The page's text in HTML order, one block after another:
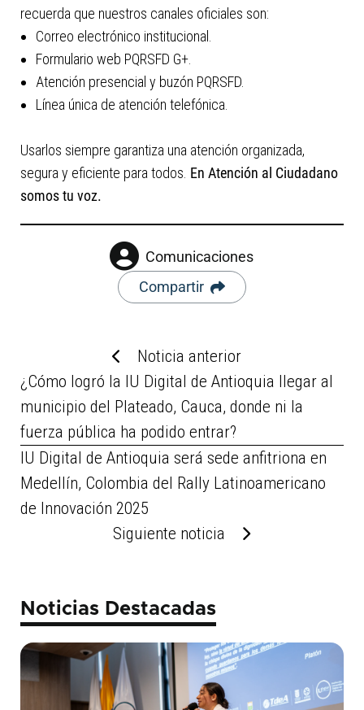
recuerda que nuestros canales oficiales son:
Correo electrónico institucional.
Formulario web PQRSFD G+.
Atención presencial y buzón PQRSFD.
Línea única de atención telefónica.
Usarlos siempre garantiza una atención organizada,
segura y eficiente para todos. En Atención al Ciudadano
somos tu voz.
Comunicaciones
Compartir
Noticia anterior
¿Cómo logró la IU Digital de Antioquia llegar al
municipio del Plateado, Cauca, donde ni la
fuerza pública ha podido entrar?
IU Digital de Antioquia será sede anfitriona en
Medellín, Colombia del Rally Latinoamericano
de Innovación 2025
Siguiente noticia
Noticias Destacadas